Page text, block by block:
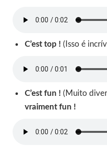
C’est top ! (Isso é
C’est fun ! (Muito
vraiment fun !